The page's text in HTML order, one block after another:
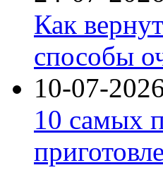
Как
способы
10-07-
10 самых